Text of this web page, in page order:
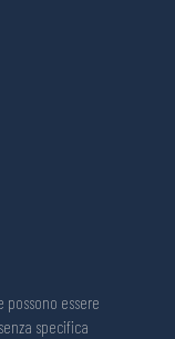
possono essere
specifica